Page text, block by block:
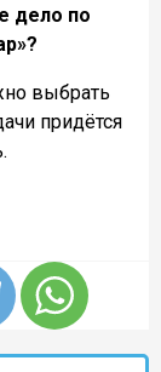
дело по
выбрать
придётся